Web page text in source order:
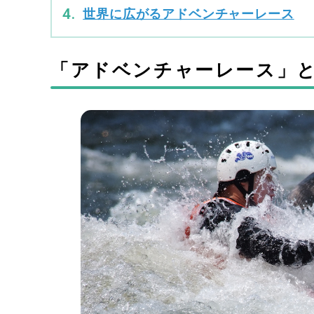
世界に広がるアドベンチャーレース
「アドベンチャーレース」